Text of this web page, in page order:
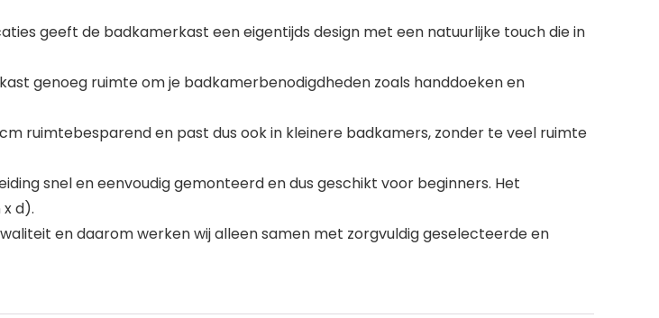
geeft de badkamerkast een eigentijds design met een natuurlijke touch die in
genoeg ruimte om je badkamerbenodigdheden zoals handdoeken en
ruimtebesparend en past dus ook in kleinere badkamers, zonder te veel ruimte
snel en eenvoudig gemonteerd en dus geschikt voor beginners. Het
d).
en daarom werken wij alleen samen met zorgvuldig geselecteerde en